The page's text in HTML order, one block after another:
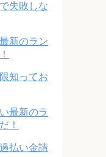
失敗しな
新のラン
知ってお
最新のラ
！
払い金請